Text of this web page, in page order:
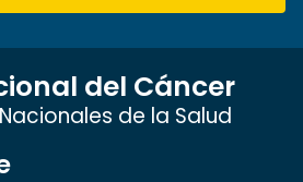
del Cáncer
de la Salud